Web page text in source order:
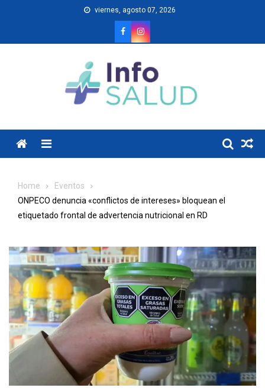
viernes, agosto 07, 2026
Menu
Home
Eventos
ONPECO denuncia «conflictos de intereses» bloquean el
etiquetado frontal de advertencia nutricional en RD